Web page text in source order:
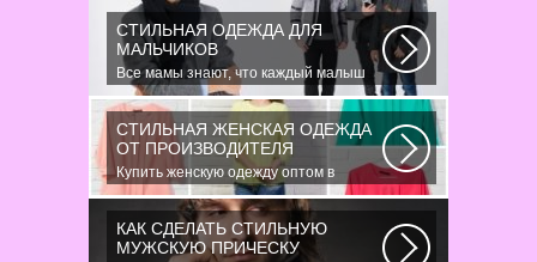
помощью специальных...
СТИЛЬНАЯ ОДЕЖДА ДЛЯ
МАЛЬЧИКОВ
Все мамы знают, что каждый малыш
индивидуальный. И проявлять эту
индивидуальность...
СТИЛЬНАЯ ЖЕНСКАЯ ОДЕЖДА
ОТ ПРОИЗВОДИТЕЛЯ
Купить женскую одежду оптом в
Украине можно повсеместно. Хорошо
ли это...
КАК СДЕЛАТЬ СТИЛЬНУЮ
МУЖСКУЮ ПРИЧЕСКУ